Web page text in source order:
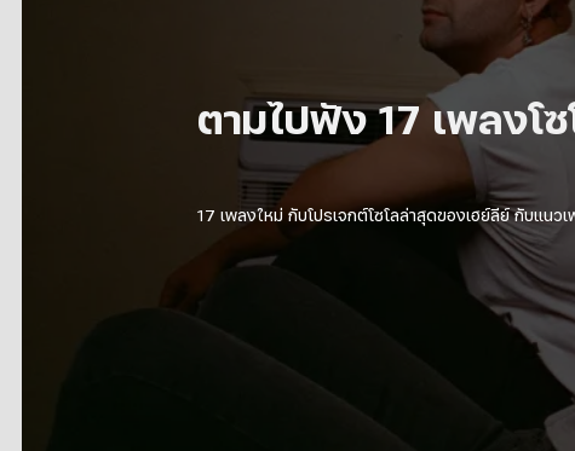
อัลบั้มใหม่
กรอบวง